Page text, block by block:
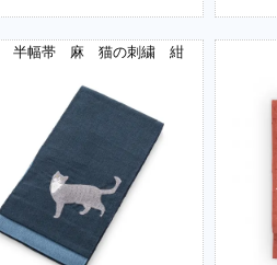
半幅帯 麻 猫の刺繍 紺